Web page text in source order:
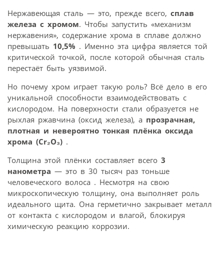
Нержавеющая сталь — это, прежде всего, сплав
железа с хромом. Чтобы запустить «механизм
нержавения», содержание хрома в сплаве должно
превышать 10,5% . Именно эта цифра является той
критической точкой, после которой обычная сталь
перестаёт быть уязвимой.
Но почему хром играет такую роль? Всё дело в его
уникальной способности взаимодействовать с
кислородом. На поверхности стали образуется не
рыхлая ржавчина (оксид железа), а прозрачная,
плотная и невероятно тонкая плёнка оксида
хрома (Cr₂O₃) .
Толщина этой плёнки составляет всего 3
нанометра — это в 30 тысяч раз тоньше
человеческого волоса . Несмотря на свою
микроскопическую толщину, она выполняет роль
идеального щита. Она герметично закрывает металл
от контакта с кислородом и влагой, блокируя
химическую реакцию коррозии.